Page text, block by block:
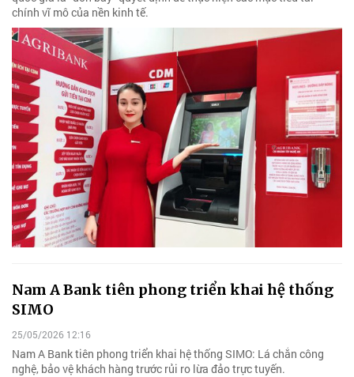
chính vĩ mô của nền kinh tế.
Nam A Bank tiên phong triển khai hệ thống
SIMO
25/05/2026 12:16
Nam A Bank tiên phong triển khai hệ thống SIMO: Lá chắn công
nghệ, bảo vệ khách hàng trước rủi ro lừa đảo trực tuyến.